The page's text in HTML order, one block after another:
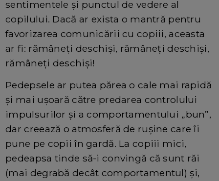
sentimentele și punctul de vedere al
copilului. Dacă ar exista o mantră pentru
favorizarea comunicării cu copiii, aceasta
ar fi: rămâneți deschiși, rămâneți deschiși,
rămâneți deschiși!
Pedepsele ar putea părea o cale mai rapidă
și mai ușoară către predarea controlului
impulsurilor și a comportamentului „bun”,
dar creează o atmosferă de rușine care îi
pune pe copii în gardă. La copiii mici,
pedeapsa tinde să-i convingă că sunt răi
(mai degrabă decât comportamentul) și,